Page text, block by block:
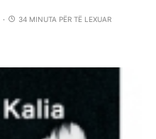
34 MINUTA PËR TË LEXUAR